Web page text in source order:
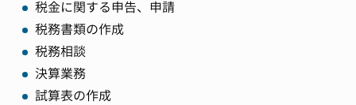
税金に関する申告、申請
税務書類の作成
税務相談
決算業務
試算表の作成